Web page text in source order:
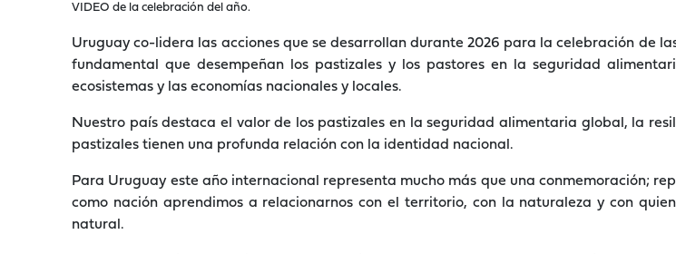
VIDEO de la celebración del año.
Uruguay co-lidera las acciones que se desarrollan durante 2026 para la celebración de
fundamental que desempeñan los pastizales y los pastores en la seguridad
ecosistemas y las economías nacionales y locales.
Nuestro país destaca el valor de los pastizales en la seguridad alimentaria global, la
pastizales tienen una profunda relación con la identidad nacional.
Para Uruguay este año internacional representa mucho más que una conmemoración;
como nación aprendimos a relacionarnos con el territorio, con la naturaleza y con
natural.